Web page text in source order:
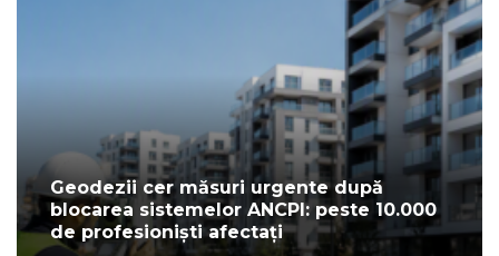
Geodezii cer măsuri urgente după
blocarea sistemelor ANCPI: peste 10.000
de profesioniști afectați